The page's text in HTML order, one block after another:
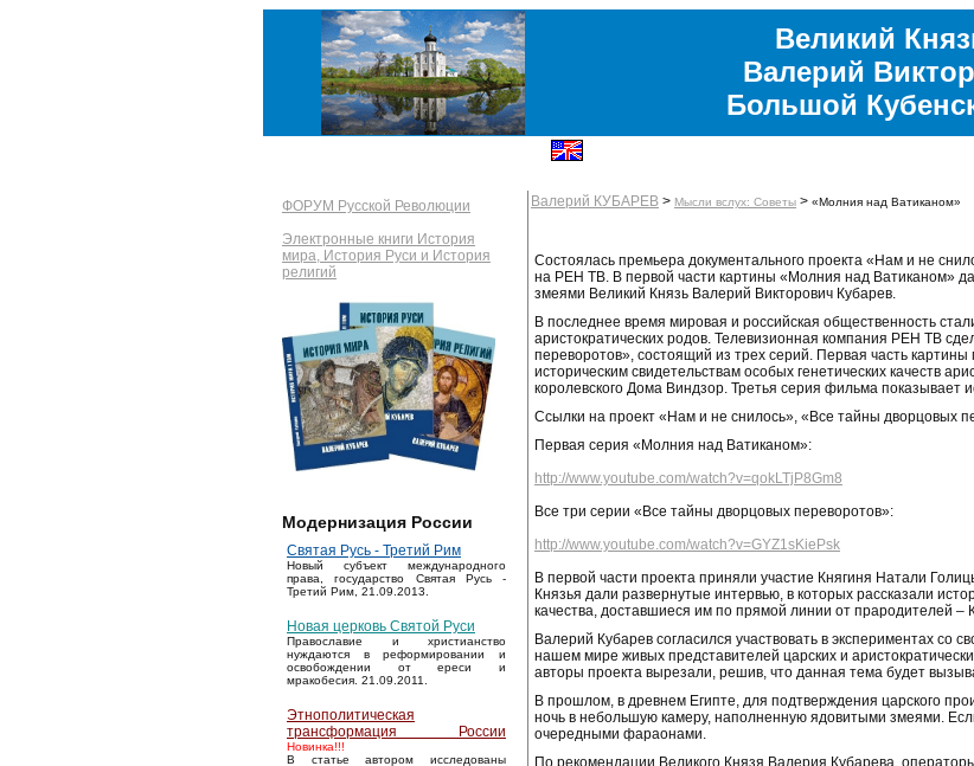
Великий
Валерий
Большой
ФОРУМ Русской Революции
Электронные книги История
мира, История Руси и История
религий
Модернизация России
Святая Русь - Третий Рим
Новый субъект международного
права, государство Святая Русь -
Третий Рим, 21.09.2013.
Новая церковь Святой Руси
Православие и христианство
нуждаются в реформировании и
освобождении от ереси и
мракобесия. 21.09.2011.
Этнополитическая
трансформация России
Новинка!!!
В статье автором исследованы
Валерий КУБАРЕВ > Мысли вслух: Советы > «Молния над Ватиканом»
Состоялась премьера документального проекта «Нам и не
на РЕН ТВ. В первой части картины «Молния над Ватиканом»
змеями Великий Князь Валерий Викторович Кубарев.
В последнее время мировая и российская общественность
аристократических родов. Телевизионная компания РЕН ТВ
переворотов», состоящий из трех серий. Первая часть
историческим свидетельствам особых генетических качеств
королевского Дома Виндзор. Третья серия фильма показывает
Ссылки на проект «Нам и не снилось», «Все тайны дворцовых
Первая серия «Молния над Ватиканом»:
http://www.youtube.com/watch?v=qokLTjP8Gm8
Все три серии «Все тайны дворцовых переворотов»:
http://www.youtube.com/watch?v=GYZ1sKiePsk
В первой части проекта приняли участие Княгиня Натали
Князья дали развернутые интервью, в которых рассказали
качества, доставшиеся им по прямой линии от прародителей
Валерий Кубарев согласился участвовать в экспериментах со
нашем мире живых представителей царских и
авторы проекта вырезали, решив, что данная тема будет
В прошлом, в древнем Египте, для подтверждения царского
ночь в небольшую камеру, наполненную ядовитыми змеями.
очередными фараонами.
По рекомендации Великого Князя Валерия Кубарева,